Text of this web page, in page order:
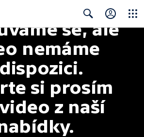
Search
se, ale
nemáme
dispozici.
si prosím
z naší